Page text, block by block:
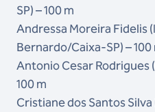
SP) – 100 m
Andressa Moreira Fidelis
Bernardo/Caixa-SP) – 100
Antonio Cesar Rodrigues
100 m
Cristiane dos Santos Silva